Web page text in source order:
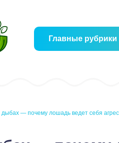
Главные рубрики
— почему лошадь ведет себя